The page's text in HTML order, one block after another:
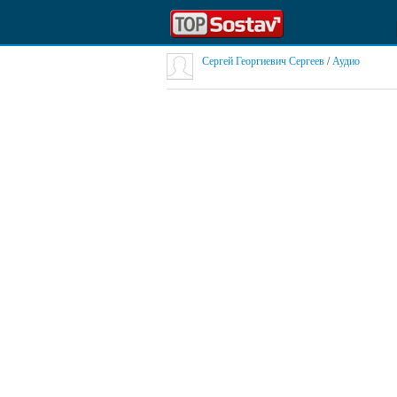
Сергей Георгиевич Сергеев /Аудио